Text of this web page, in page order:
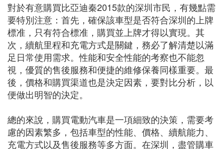
對於有意購買比亞迪秦2015款的深圳市民，有幾點需
要特別注意：首先，確保該車型是否符合深圳的上牌
標准，只有符合標准，購買並上牌才得以實現。其
次，續航里程和充電方式是關鍵，務必了解清楚以滿
足日常使用需求。性能和安全性能的考察也不能忽
視，優質的售後服務和便捷的維修保養同樣重要。最
後，價格和購買渠道也是決定因素，要對比分析，以
便做出明智的決定。
總的來說，購買電動汽車是一項細致的決策，需要考
慮的因素繁多，包括車型的性能、價格、續航能力、
充電方式以及售後服務等多方面。在深圳，盡管購車